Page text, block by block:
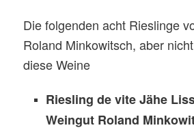
Die folgenden acht Rieslinge
Roland Minkowitsch, aber
diese Weine
Riesling de vite Jähe
Weingut Roland